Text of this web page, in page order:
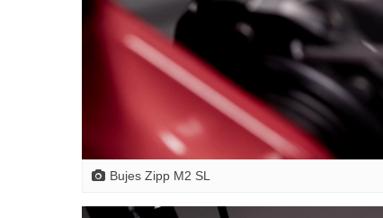
Bujes Zipp M2 SL